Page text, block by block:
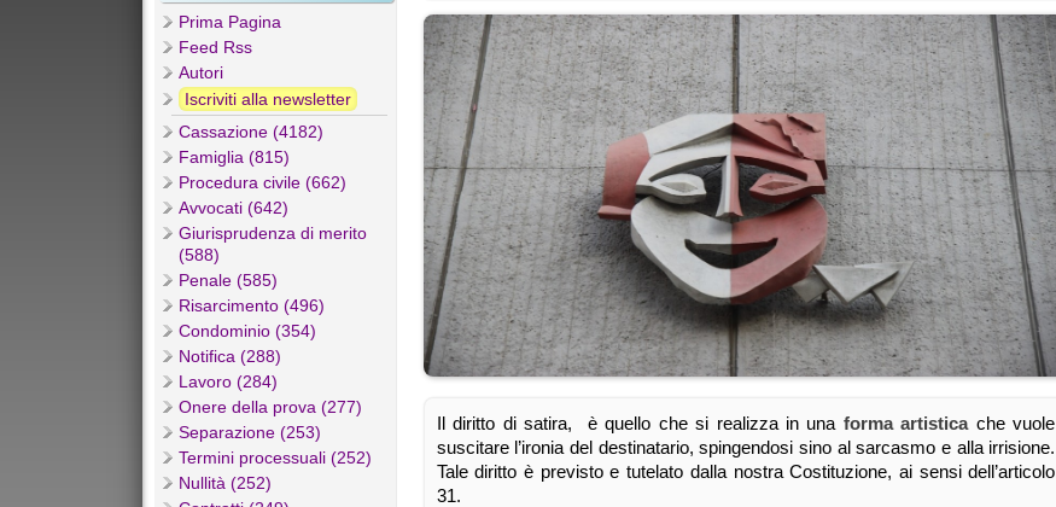
Prima Pagina
Feed Rss
Autori
Iscriviti alla newsletter
Cassazione (4182)
Famiglia (815)
Procedura civile (662)
Avvocati (642)
Giurisprudenza di merito
(588)
Penale (585)
Risarcimento (496)
Condominio (354)
Notifica (288)
Lavoro (284)
Onere della prova (277)
Separazione (253)
Termini processuali (252)
Nullità (252)
Il diritto di satira, è quello che si realizza in una forma artisticache vuole
suscitare l’ironia del destinatario, spingendosi sino al sarcasmo e alla irrisione.
Tale diritto è previsto e tutelato dalla nostra Costituzione, ai sensi dell’articolo
31.